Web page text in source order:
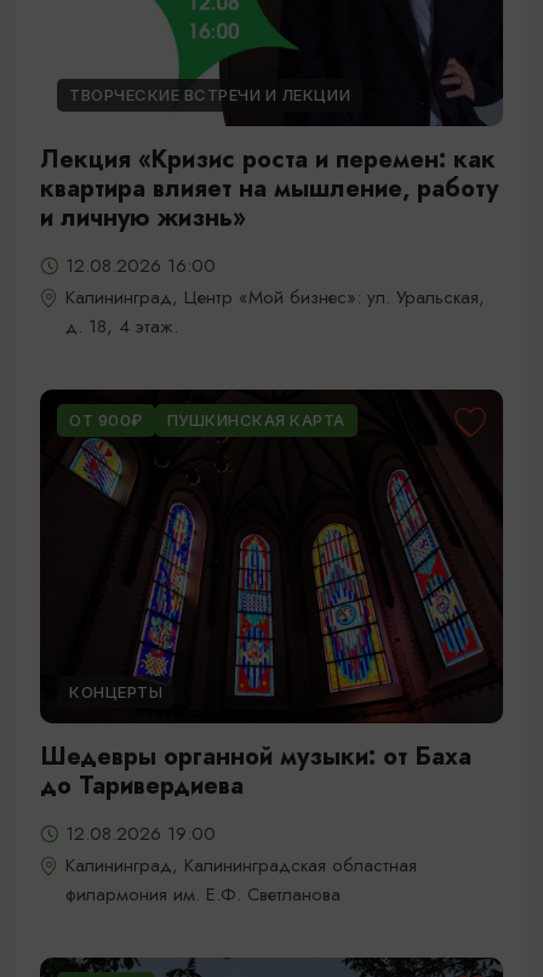
ТВОРЧЕСКИЕ ВСТРЕЧИ И ЛЕКЦИИ
Лекция «Кризис роста и перемен: как
квартира влияет на мышление, работу
и личную жизнь»
12.08.2026 16:00
Калининград, Центр «Мой бизнес»: ул. Уральская,
д. 18, 4 этаж.
ОТ 900₽ ПУШКИНСКАЯ КАРТА
КОНЦЕРТЫ
Шедевры органной музыки: от Баха
до Таривердиева
12.08.2026 19:00
Калининград, Калининградская областная
филармония им. Е.Ф. Светланова